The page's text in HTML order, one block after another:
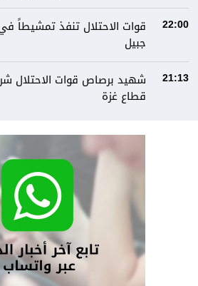
22:00
قوات الاحتلال تنفذ تمشيطاً
جبيل
21:13
شهيد برصاص قوات الاحتلال
قطاع غزة